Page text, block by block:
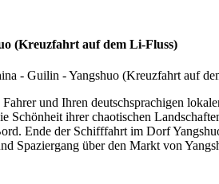
(Kreuzfahrt auf dem Li-Fluss)
und Ihren deutschsprachigen
Schönheit ihrer chaotischen
Ende der Schifffahrt im Dorf
Spaziergang über den Markt von